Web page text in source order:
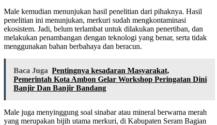
Male kemudian menunjukan hasil penelitian dari pihaknya. Hasil
penelitian ini menunjukan, merkuri sudah mengkontaminasi
ekosistem. Jadi, belum terlambat untuk dilakukan penertiban, dan
melakukan penambangan dengan teknologi yang benar, serta tidak
menggunakan bahan berbahaya dan beracun.
Baca Juga Pentingnya kesadaran Masyarakat,
Pemerintah Kota Ambon Gelar Workshop Peringatan Dini
Banjir Dan Banjir Bandang
Male juga menyinggung soal sinabar atau mineral berwarna merah
yang merupakan bijih utama merkuri, di Kabupaten Seram Bagian